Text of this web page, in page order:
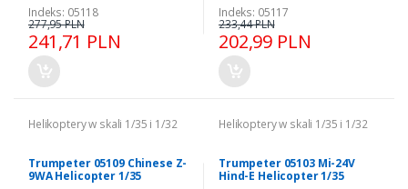
Indeks: 05118
241,71 PLN
277,95 PLN
Indeks: 05117
202,99 PLN
233,44 PLN
Helikoptery w skali 1/35 i 1/32
Trumpeter 05109 Chinese Z-
9WA Helicopter 1/35
Helikoptery w skali 1/35 i 1/32
Trumpeter 05103 Mi-24V
Hind-E Helicopter 1/35